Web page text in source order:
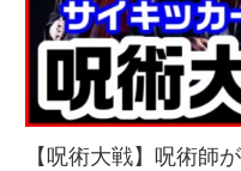
【呪術大戦】呪術師